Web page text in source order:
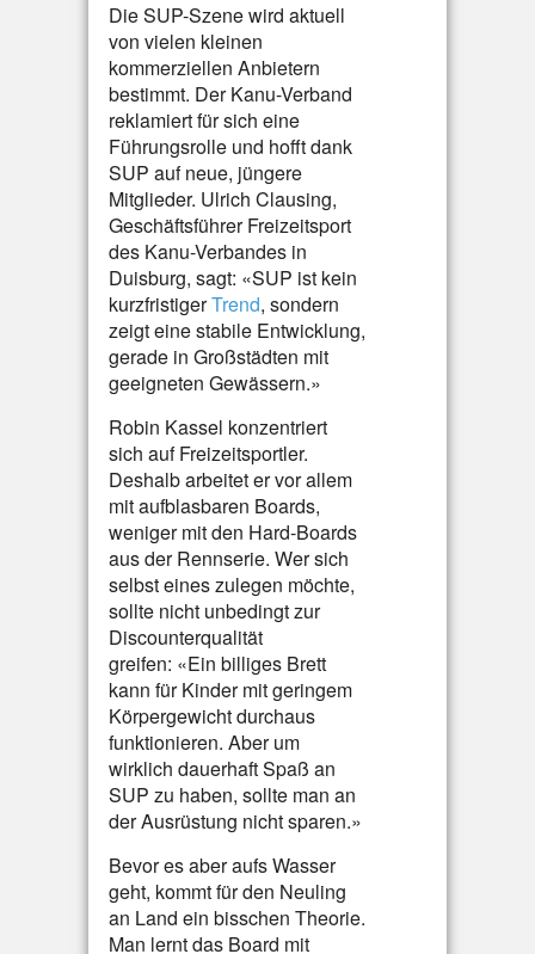
Die SUP-Szene wird aktuell
von vielen kleinen
kommerziellen Anbietern
bestimmt. Der Kanu-Verband
reklamiert für sich eine
Führungsrolle und hofft dank
SUP auf neue, jüngere
Mitglieder. Ulrich Clausing,
Geschäftsführer Freizeitsport
des Kanu-Verbandes in
Duisburg, sagt: «SUP ist kein
kurzfristigerTrend, sondern
zeigt eine stabile Entwicklung,
gerade in Großstädten mit
geeigneten Gewässern.»
Robin Kassel konzentriert
sich auf Freizeitsportler.
Deshalb arbeitet er vor allem
mit aufblasbaren Boards,
weniger mit den Hard-Boards
aus der Rennserie. Wer sich
selbst eines zulegen möchte,
sollte nicht unbedingt zur
Discounterqualität
greifen: «Ein billiges Brett
kann für Kinder mit geringem
Körpergewicht durchaus
funktionieren. Aber um
wirklich dauerhaft Spaß an
SUP zu haben, sollte man an
der Ausrüstung nicht sparen.»
Bevor es aber aufs Wasser
geht, kommt für den Neuling
an Land ein bisschen Theorie.
Man lernt das Board mit